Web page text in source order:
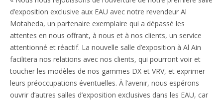
d’exposition exclusive aux EAU avec notre revendeur Al
Motaheda, un partenaire exemplaire qui a dépassé les
attentes en nous offrant, à nous et à nos clients, un service
attentionné et réactif. La nouvelle salle d’exposition à Al Ain
facilitera nos relations avec nos clients, qui pourront voir et
toucher les modèles de nos gammes DX et VRV, et exprimer
leurs préoccupations éventuelles. À l’avenir, nous espérons
ouvrir d’autres salles d’exposition exclusives dans les EAU, car